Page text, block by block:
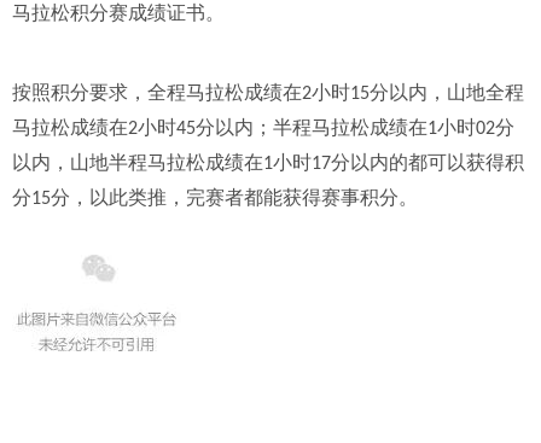
马拉松积分赛成绩证书。
按照积分要求，全程马拉松成绩在2小时15分以内，山地全程
马拉松成绩在2小时45分以内；半程马拉松成绩在1小时02分
以内，山地半程马拉松成绩在1小时17分以内的都可以获得积
分15分，以此类推，完赛者都能获得赛事积分。